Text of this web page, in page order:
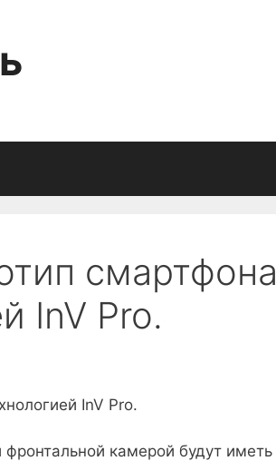
смартфона
InV Pro.
InV Pro.
камерой будут иметь